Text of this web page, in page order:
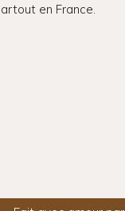
en France.